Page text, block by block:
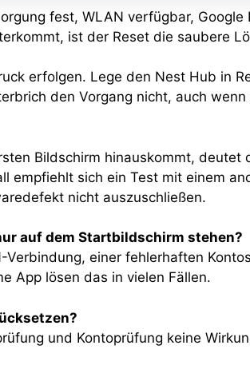
fest, WLAN verfügbar,
ist der Reset die saubere
erfolgen. Lege den Nest Hub in
den Vorgang nicht, auch
Bildschirm hinauskommt,
empfiehlt sich ein Test mit einem
nicht auszuschließen.
auf dem Startbildschirm stehen?
einer fehlerhaften
App lösen das in vielen Fällen.
und Kontoprüfung keine